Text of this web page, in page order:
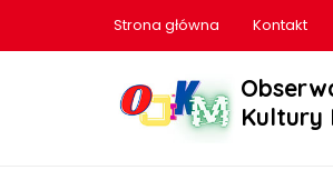
Strona główna Kontakt
Kultury